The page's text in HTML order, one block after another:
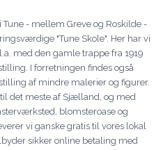
- mellem Greve og Roskilde -
"Tune Skole". Her har vi
med den gamle trappe fra 1919
I forretningen findes også
af mindre malerier og figurer.
det meste af Sjælland, og med
blomsteroase og
vi ganske gratis til vores lokal
sikker online betaling med